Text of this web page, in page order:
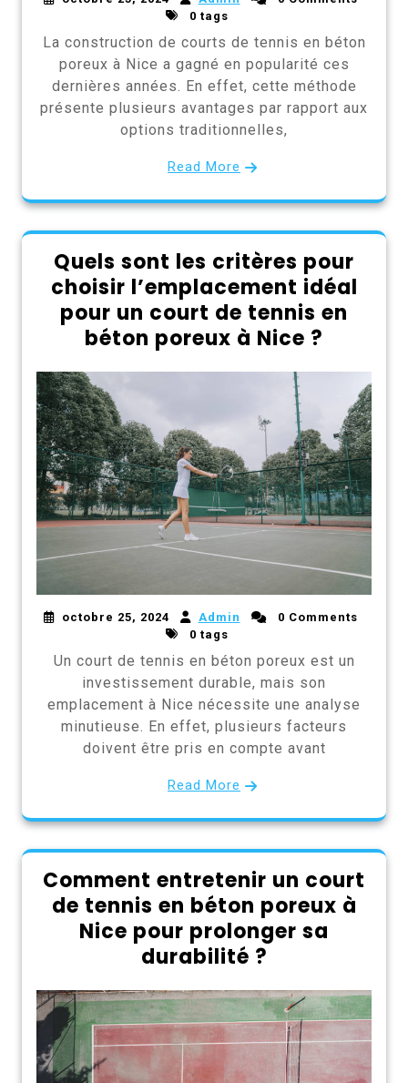
0 tags
La construction de courts de tennis en béton
poreux à Nice a gagné en popularité ces
dernières années. En effet, cette méthode
présente plusieurs avantages par rapport aux
options traditionnelles,
Read More
Quels sont les critères pour
choisir l’emplacement idéal
pour un court de tennis en
béton poreux à Nice ?
octobre 25, 2024 Admin
0 Comments
0 tags
Un court de tennis en béton poreux est un
investissement durable, mais son
emplacement à Nice nécessite une analyse
minutieuse. En effet, plusieurs facteurs
doivent être pris en compte avant
Read More
Comment entretenir un court
de tennis en béton poreux à
Nice pour prolonger sa
durabilité ?